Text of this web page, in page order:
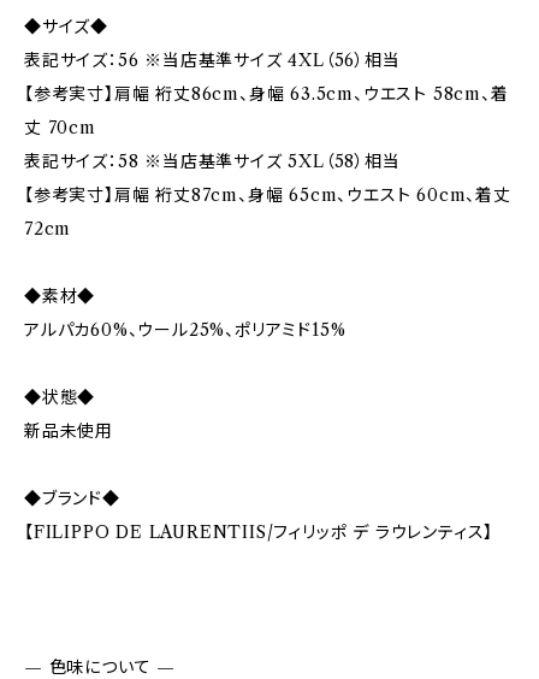
◆サイズ◆
表記サイズ：56 ※当店基準サイズ 4XL（56）相当
【参考実寸】肩幅 裄丈86cm、身幅 63.5cm、ウエスト 58cm、着
丈 70cm
表記サイズ：58 ※当店基準サイズ 5XL（58）相当
【参考実寸】肩幅 裄丈87cm、身幅 65cm、ウエスト 60cm、着丈
72cm
◆素材◆
アルパカ60%、ウール25%、ポリアミド15%
◆状態◆
新品未使用
◆ブランド◆
【FILIPPO DE LAURENTIIS/フィリッポ デ ラウレンティス】
— 色味について —